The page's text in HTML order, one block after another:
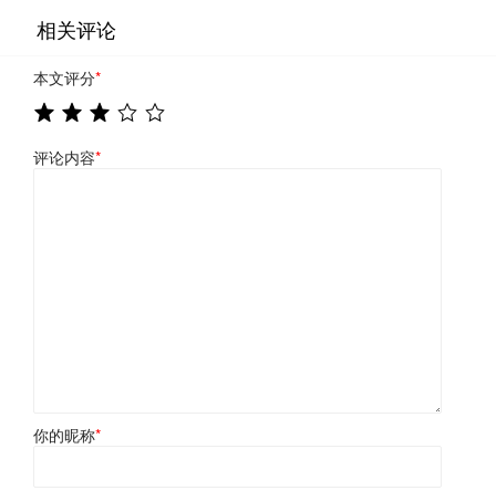
相关评论
本文评分*
评论内容*
你的昵称*